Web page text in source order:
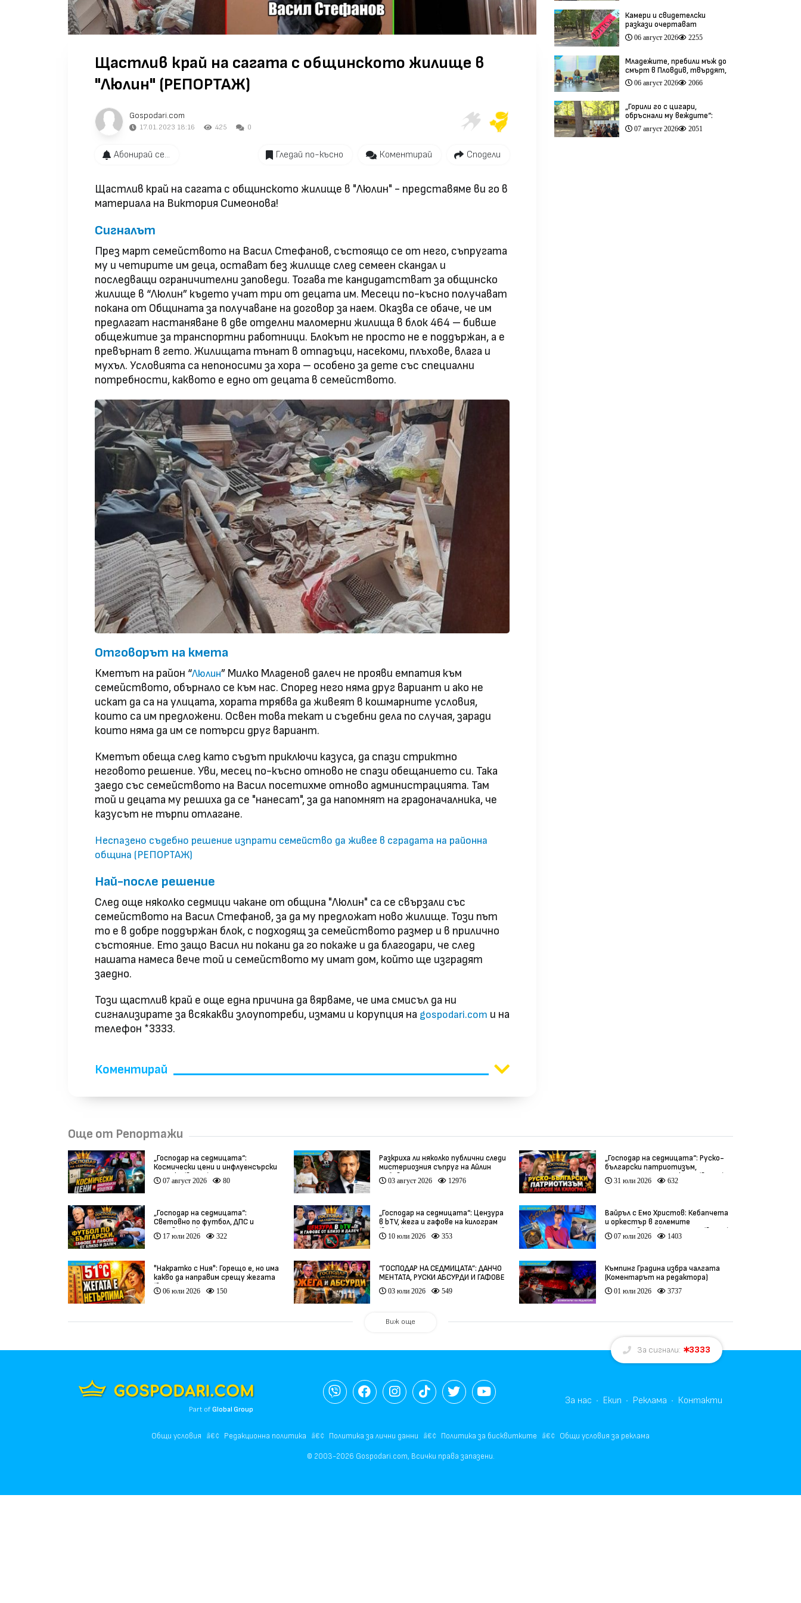
Щастлив край на сагата с общинското жилище в
"Люлин" (РЕПОРТАЖ)
Gospodari.com
17.01.2023 18:16 425 0
Абонирай се... Гледай по-късно Коментирай Сподели
Щастлив край на сагата с общинското жилище в "Люлин" - представяме ви го в
материала на Виктория Симеонова!
Сигналът
През март семейството на Васил Стефанов, състоящо се от него, съпругата
му и четирите им деца, остават без жилище след семеен скандал и
последващи ограничителни заповеди. Тогава те кандидатстват за общинско
жилище в “Люлин” където учат три от децата им. Месеци по-късно получават
покана от Общината за получаване на договор за наем. Оказва се обаче, че им
предлагат настаняване в две отделни маломерни жилища в блок 464 – бивше
общежитие за транспортни работници. Блокът не просто не е поддържан, а е
превърнат в гето. Жилищата тънат в отпадъци, насекоми, плъхове, влага и
мухъл. Условията са непоносими за хора – особено за дете със специални
потребности, каквото е едно от децата в семейството.
Отговорът на кмета
Кметът на район “Люлин” Милко Младенов далеч не прояви емпатия към
семейството, обърнало се към нас. Според него няма друг вариант и ако не
искат да са на улицата, хората трябва да живеят в кошмарните условия,
които са им предложени. Освен това текат и съдебни дела по случая, заради
които няма да им се потърси друг вариант.
Кметът обеща след като съдът приключи казуса, да спази стриктно
неговото решение. Уви, месец по-късно отново не спази обещанието си. Така
заедо със семейството на Васил посетихме отново администрацията. Там
той и децата му решиха да се "нанесат", за да напомнят на градоначалника, че
казусът не търпи отлагане.
Неспазено съдебно решение изпрати семейство да живее в сградата на районна
община (РЕПОРТАЖ)
Най-после решение
След още няколко седмици чакане от община "Люлин" са се свързали със
семейството на Васил Стефанов, за да му предложат ново жилище. Този път
то е в добре поддържан блок, с подходящ за семейството размер и в прилично
състояние. Ето защо Васил ни покани да го покаже и да благодари, че след
нашата намеса вече той и семейството му имат дом, който ще изградят
заедно.
Този щастлив край е още една причина да вярваме, че има смисъл да ни
сигнализирате за всякакви злоупотреби, измами и корупция на gospodari.com и на
телефон *3333.
Коментирай
Камери и свидетелски
разкази очертават
хронологията на фаталния
побой край Младежкия хълм
06 август 2026 2255
Младежите, пребили мъж до
смърт в Пловдив, твърдят,
че са „ловци на педофили”
(видео)
06 август 2026 2066
„Горили го с цигари,
обръснали му веждите“:
Побойниците от Пловдив
остават в ареста (видео)
07 август 2026 2051
Още от Репортажи
„Господар на седмицата“:
Космически цени и инфлуенсърски
изцепки (видео)
07 август 2026 80
Разкриха ли няколко публични следи
мистериозния съпруг на Айлин
Бобева?
03 август 2026 12976
„Господар на седмицата“: Руско-
български патриотизъм,
инфлуенсъри и тарикати (видео)
31 юли 2026 632
„Господар на седмицата“:
Световно по футбол, ДПС и
гафове от близо и далеч
17 юли 2026 322
„Господар на седмицата“: Цензура
в bTV, жега и гафове на килограм
(видео)
10 юли 2026 353
Вайръл с Емо Христов: Кебапчета
и оркестър в големите
задръствания към морето (видео)
07 юли 2026 1403
"Накратко с Ния": Горещо е, но има
какво да направим срещу жегата
(видео)
06 юли 2026 150
“ГОСПОДАР НА СЕДМИЦАТА”: ДАНЧО
МЕНТАТА, РУСКИ АБСУРДИ И ГАФОВЕ
ОТ ЦЯЛ СВЯТ
03 юли 2026 549
Къмпинг Градина избра чалгата
(Коментарът на редактора)
01 юли 2026 3737
Виж още
За сигнали: 3333
Part ofGlobal Group
За нас Екип Реклама Контакти
Общи условия Редакционна политика Политика за лични данни Политика за бисквитките Общи условия за реклама
© 2003-2026 Gospodari.com, Всички права запазени.